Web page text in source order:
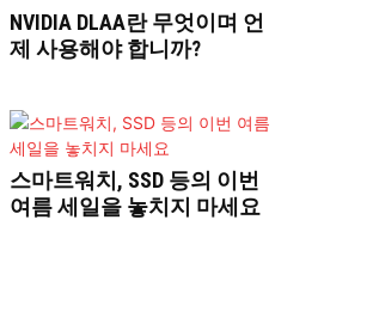
NVIDIA DLAA란 무엇이며 언
제 사용해야 합니까?
스마트워치, SSD 등의 이번
여름 세일을 놓치지 마세요